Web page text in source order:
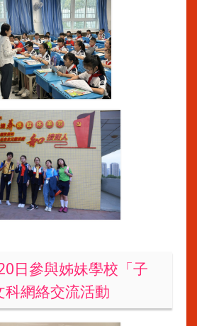
日參與姊妹學校「子
科網絡交流活動